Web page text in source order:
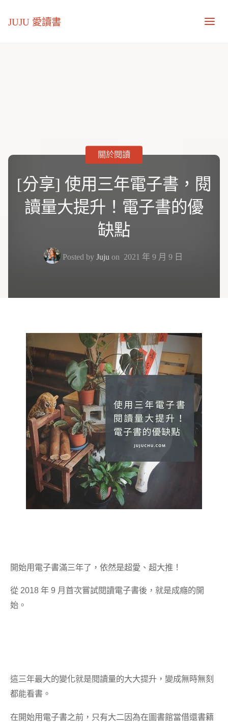
JUJU 愛讀書
[分享] 使用三年電子書，閱
讀量大提升！電子書的優
缺點
Posted by Juju on 2021 年 9 月 9 日
關於閱讀
開始用電子書滿三年了，依然是超愛、超大推！
從 2018 年 9 月首次嘗試閱讀電子書後，就是成癮的開
始。
這三年最大的變化就是閱讀量的大大提升，變成無時無刻
都能看書。
在開始用電子書之前，只有大二因為在圖書館當借還書籍